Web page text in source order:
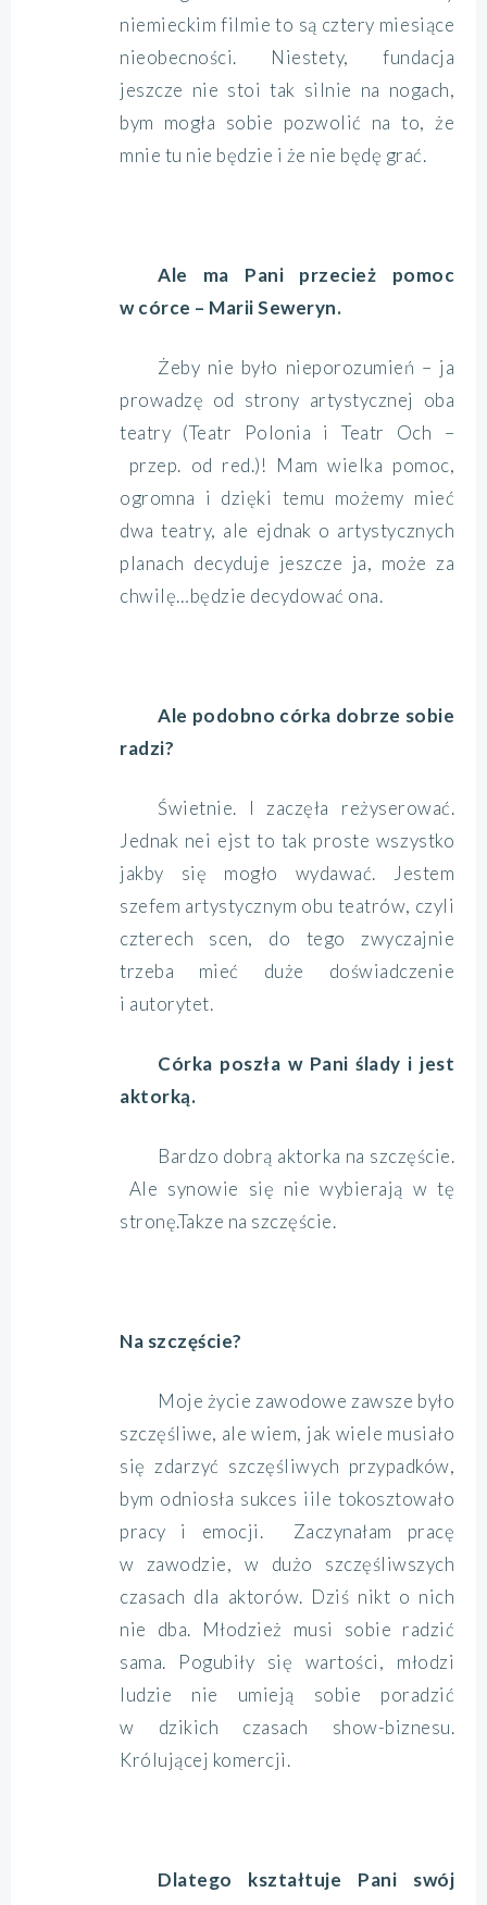
niemieckim filmie to są cztery miesiące
nieobecności. Niestety, fundacja
jeszcze nie stoi tak silnie na nogach,
bym mogła sobie pozwolić na to, że
mnie tu nie będzie i że nie będę grać.
Ale ma Pani przecież pomoc
w córce – Marii Seweryn.
Żeby nie było nieporozumień – ja
prowadzę od strony artystycznej oba
teatry (Teatr Polonia i Teatr Och –
przep. od red.)! Mam wielka pomoc,
ogromna i dzięki temu możemy mieć
dwa teatry, ale ejdnak o artystycznych
planach decyduje jeszcze ja, może za
chwilę…będzie decydować ona.
Ale podobno córka dobrze sobie
radzi?
Świetnie. I zaczęła reżyserować.
Jednak nei ejst to tak proste wszystko
jakby się mogło wydawać. Jestem
szefem artystycznym obu teatrów, czyli
czterech scen, do tego zwyczajnie
trzeba mieć duże doświadczenie
i autorytet.
Córka poszła w Pani ślady i jest
aktorką.
Bardzo dobrą aktorka na szczęście.
Ale synowie się nie wybierają w tę
stronę.Takze na szczęście.
Na szczęście?
Moje życie zawodowe zawsze było
szczęśliwe, ale wiem, jak wiele musiało
się zdarzyć szczęśliwych przypadków,
bym odniosła sukces iile tokosztowało
pracy i emocji. Zaczynałam pracę
w zawodzie, w dużo szczęśliwszych
czasach dla aktorów. Dziś nikt o nich
nie dba. Młodzież musi sobie radzić
sama. Pogubiły się wartości, młodzi
ludzie nie umieją sobie poradzić
w dzikich czasach show-biznesu.
Królującej komercji.
Dlatego kształtuje Pani swój